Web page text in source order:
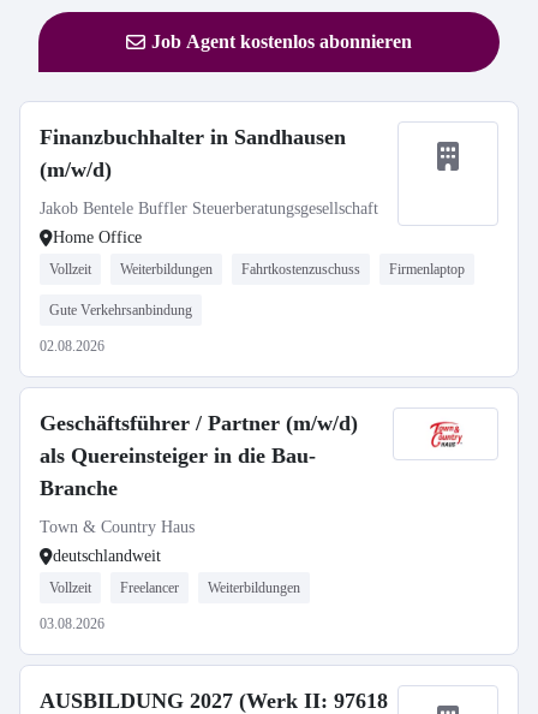
Job Agent kostenlos abonnieren
Finanzbuchhalter in Sandhausen
(m/w/d)
Jakob Bentele Buffler Steuerberatungsgesellschaft
Home Office
Vollzeit Weiterbildungen Fahrtkostenzuschuss Firmenlaptop
Gute Verkehrsanbindung
02.08.2026
Geschäftsführer / Partner (m/w/d)
als Quereinsteiger in die Bau-
Branche
Town & Country Haus
deutschlandweit
Vollzeit Freelancer Weiterbildungen
03.08.2026
AUSBILDUNG 2027 (Werk II: 97618